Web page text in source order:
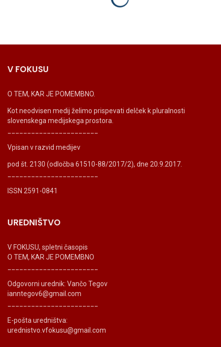
V FOKUSU
O TEM, KAR JE POMEMBNO.
Kot neodvisen medij želimo prispevati delček k pluralnosti
slovenskega medijskega prostora.
Vpisan v razvid medijev
pod št. 2130 (odločba 61510-88/2017/2), dne 20.9.2017.
ISSN 2591-0841
UREDNIŠTVO
V FOKUSU, spletni časopis
O TEM, KAR JE POMEMBNO
Odgovorni urednik: Vančo Tegov
ianntegov6@gmail.com
E-pošta uredništva:
urednistvo.vfokusu@gmail.com